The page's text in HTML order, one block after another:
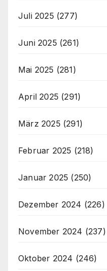
Juli 2025 (277)
Juni 2025 (261)
Mai 2025 (281)
April 2025 (291)
März 2025 (291)
Februar 2025 (218)
Januar 2025 (250)
Dezember 2024 (226)
November 2024 (237)
Oktober 2024 (246)